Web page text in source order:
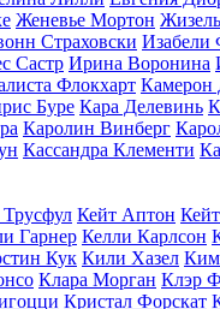
Женевье Мортон
Страховски Изабели
Састр Ирина Воронина
Флокхарт Камерон
Буре Кара Делевинь
Каролин Винберг
Кассандра Клементи
Кейт Аптон
Гарнер Келли Карлсон
Кук Кили Хазел Ким
Клара Морган Клэр
Кристал Форскат